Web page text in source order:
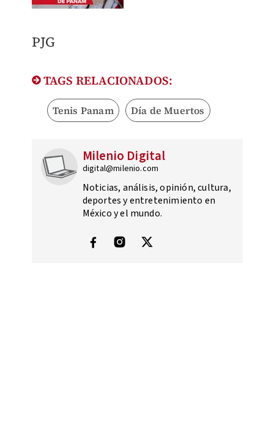
​PJG
TAGS RELACIONADOS:
Tenis Panam Día de Muertos
Milenio Digital
digital@milenio.com
Noticias, análisis, opinión, cultura,
deportes y entretenimiento en
México y el mundo.